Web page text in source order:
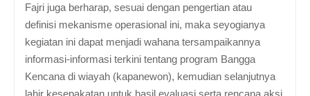
Fajri juga berharap, sesuai dengan pengertian atau
definisi mekanisme operasional ini, maka seyogianya
kegiatan ini dapat menjadi wahana tersampaikannya
informasi-informasi terkini tentang program Bangga
Kencana di wiayah (kapanewon), kemudian selanjutnya
lahir kesepakatan untuk hasil evaluasi serta rencana aksi